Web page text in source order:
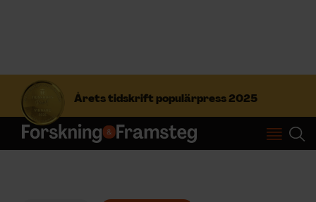
Årets tidskrift populärpress 2025
S
f
t
Prenumerera